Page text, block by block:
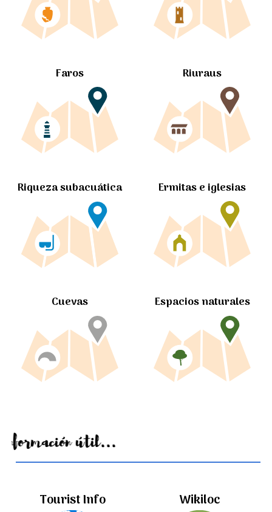
Faros Riuraus
Riqueza subacuática Ermitas e iglesias
Cuevas Espacios naturales
Información útil...
Tourist Info Wikiloc